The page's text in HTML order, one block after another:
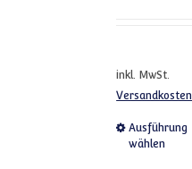
inkl. MwSt.
Versandkosten
Ausführung
wählen